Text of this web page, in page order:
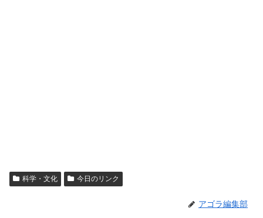
科学・文化 今日のリンク
アゴラ編集部